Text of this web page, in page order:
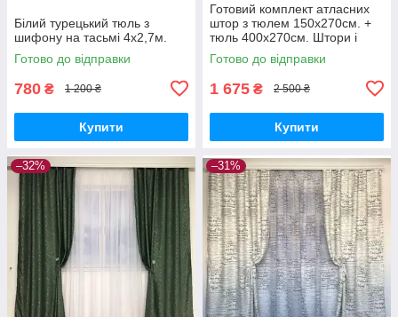
Білий турецький тюль з
шифону на тасьмі 4х2,7м.
Готово до відправки
780 ₴ 1 200 ₴
Купити
Готовий комплект атласних
штор з тюлем 150x270см. +
тюль 400x270см. Штори і
тюль в принт
Готово до відправки
1 675 ₴ 2 500 ₴
Купити
–32% –31%